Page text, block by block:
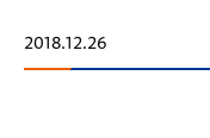
2018.12.26